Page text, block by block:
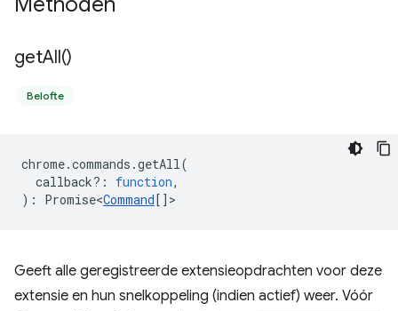
getAll()
Belofte
chrome.commands .getAll(
callback? : function,
) : Promise<Command[] >
Geeft alle geregistreerde extensieopdrachten voor deze
extensie en hun snelkoppeling (indien actief) weer. Vóór